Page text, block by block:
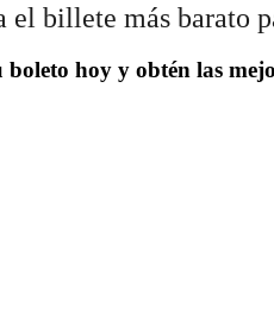
el billete más barato
boleto hoy y obtén las